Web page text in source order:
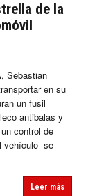
de la
Sebastian
en su
un fusil
antibalas y
control de
vehículo se
Leer más